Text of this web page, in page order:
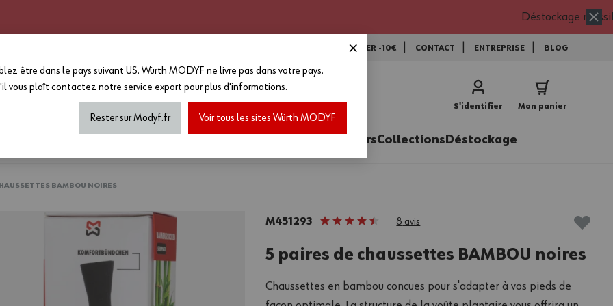
Déstockage
-15% sur le reste du site avec le code EXTRA15 * !
*Offre non cumulable avec toutes autres offres ou remises exceptionnelles en cours (déstockage, promos, frais
de marquage...) dans la limite des stocks disponibles, jusqu’au 16/08/2026.
NEWSLETTER -10€ CONTACT ENTREPRISE BLOG
MAGASIN...
S'identifier Mon panier
MétiersCollections Déstockage
BAMBOU NOIRES
M451293 8 avis
5 paires de chaussettes BAMBOU noires
Chaussettes en bambou concues pour s'adapter à vos pieds de
être dans le pays suivant US. Würth MODYF ne livre pas dans votre pays.
vous plaît contactez notre service export pour plus d'informations.
Rester sur Modyf.fr Voir tous les sites Würth MODYF